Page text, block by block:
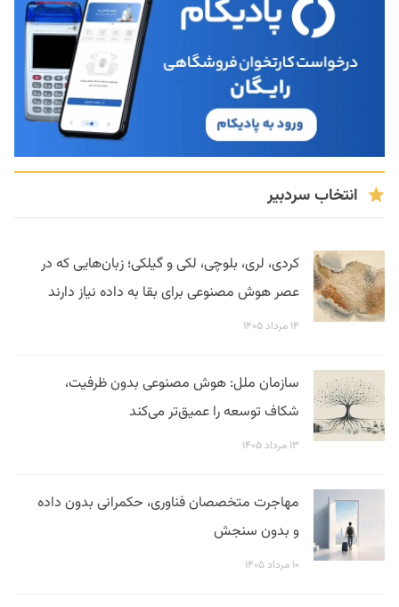
انتخاب سردبیر
کردی، لری، بلوچی، لکی و گیلکی؛ زبان‌هایی که در
عصر هوش مصنوعی برای بقا به داده نیاز دارند
۱۴ مرداد ۱۴۰۵
سازمان ملل: هوش مصنوعی بدون ظرفیت،
شکاف توسعه را عمیق‌تر می‌کند
۱۳ مرداد ۱۴۰۵
مهاجرت متخصصان فناوری، حکمرانی بدون داده
و بدون سنجش
۱۰ مرداد ۱۴۰۵